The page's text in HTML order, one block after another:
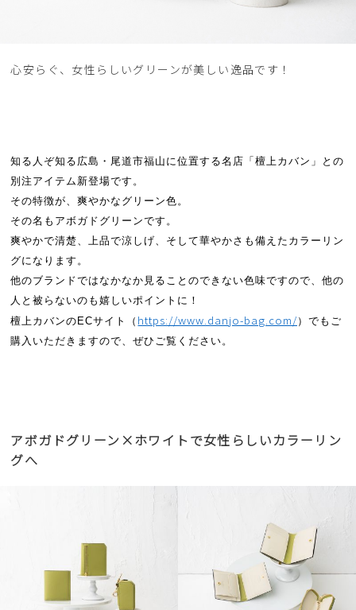
心安らぐ、女性らしいグリーンが美しい逸品です！
知る人ぞ知る広島・尾道市福山に位置する名店「檀上カバン」との
別注アイテム新登場です。
その特徴が、爽やかなグリーン色。
その名もアボガドグリーンです。
爽やかで清楚、上品で涼しげ、そして華やかさも備えたカラーリン
グになります。
他のブランドではなかなか見ることのできない色味ですので、他の
人と被らないのも嬉しいポイントに！
檀上カバンのECサイト（ https://www.danjo-bag.com/ ）でもご
購入いただきますので、ぜひご覧ください。
アボガドグリーン×ホワイトで女性らしいカラーリン
グへ